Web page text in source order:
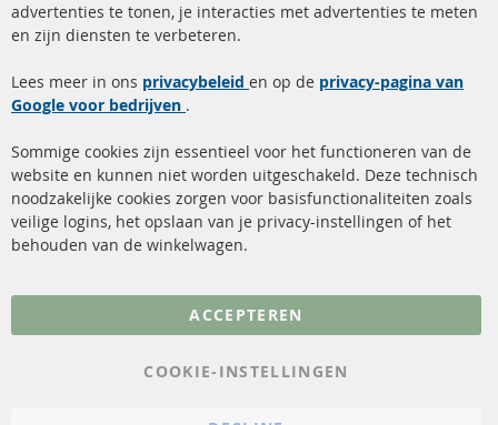
Snelle links
Roetfilter reiniging
Katalysator (KAT)
sensoren
FAQ
Kundenservice
Verzendingskosten
Contact
Annuleer contract
Gegevensbescherming
advertenties te tonen, je interacties met advertenties te meten
en zijn diensten te verbeteren.
Lees meer in ons privacybeleid en op de privacy-pagina van
Google voor bedrijven .
Sommige cookies zijn essentieel voor het functioneren van de
website en kunnen niet worden uitgeschakeld. Deze technisch
noodzakelijke cookies zorgen voor basisfunctionaliteiten zoals
veilige logins, het opslaan van je privacy-instellingen of het
behouden van de winkelwagen.
ACCEPTEREN
COOKIE-INSTELLINGEN